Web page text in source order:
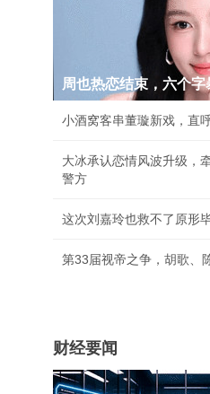
周也热恋结束，六个
小酒窝客串董璇新戏，直
大冰承认恋情风波升级，
警方
这次刘嘉玲也救不了原形
第33届视帝之争，胡歌、
财经要闻